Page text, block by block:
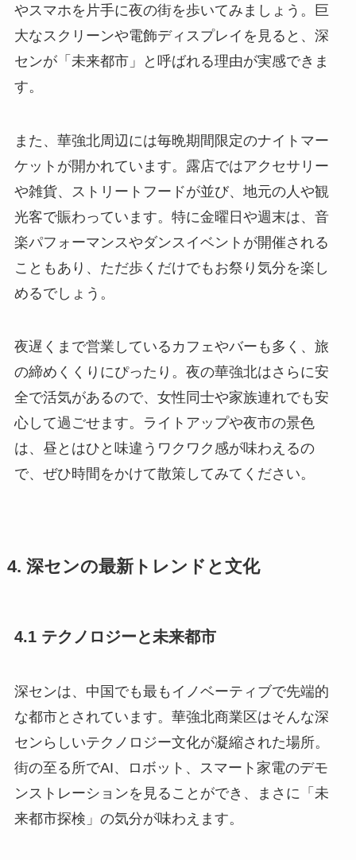
やスマホを片手に夜の街を歩いてみましょう。巨
大なスクリーンや電飾ディスプレイを見ると、深
センが「未来都市」と呼ばれる理由が実感できま
す。
また、華強北周辺には毎晩期間限定のナイトマー
ケットが開かれています。露店ではアクセサリー
や雑貨、ストリートフードが並び、地元の人や観
光客で賑わっています。特に金曜日や週末は、音
楽パフォーマンスやダンスイベントが開催される
こともあり、ただ歩くだけでもお祭り気分を楽し
めるでしょう。
夜遅くまで営業しているカフェやバーも多く、旅
の締めくくりにぴったり。夜の華強北はさらに安
全で活気があるので、女性同士や家族連れでも安
心して過ごせます。ライトアップや夜市の景色
は、昼とはひと味違うワクワク感が味わえるの
で、ぜひ時間をかけて散策してみてください。
4. 深センの最新トレンドと文化
4.1 テクノロジーと未来都市
深センは、中国でも最もイノベーティブで先端的
な都市とされています。華強北商業区はそんな深
センらしいテクノロジー文化が凝縮された場所。
街の至る所でAI、ロボット、スマート家電のデモ
ンストレーションを見ることができ、まさに「未
来都市探検」の気分が味わえます。